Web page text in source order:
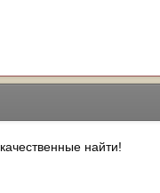
найти!